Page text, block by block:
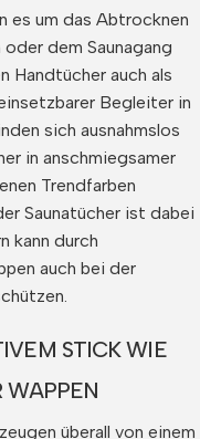
es um das Abtrocknen
dem Saunagang
Handtücher auch als
Begleiter in
sich ausnahmslos
in anschmiegsamer
Trendfarben
Saunatücher ist dabei
kann durch
auch bei der
STICK WIE
WAPPEN
überall von einem